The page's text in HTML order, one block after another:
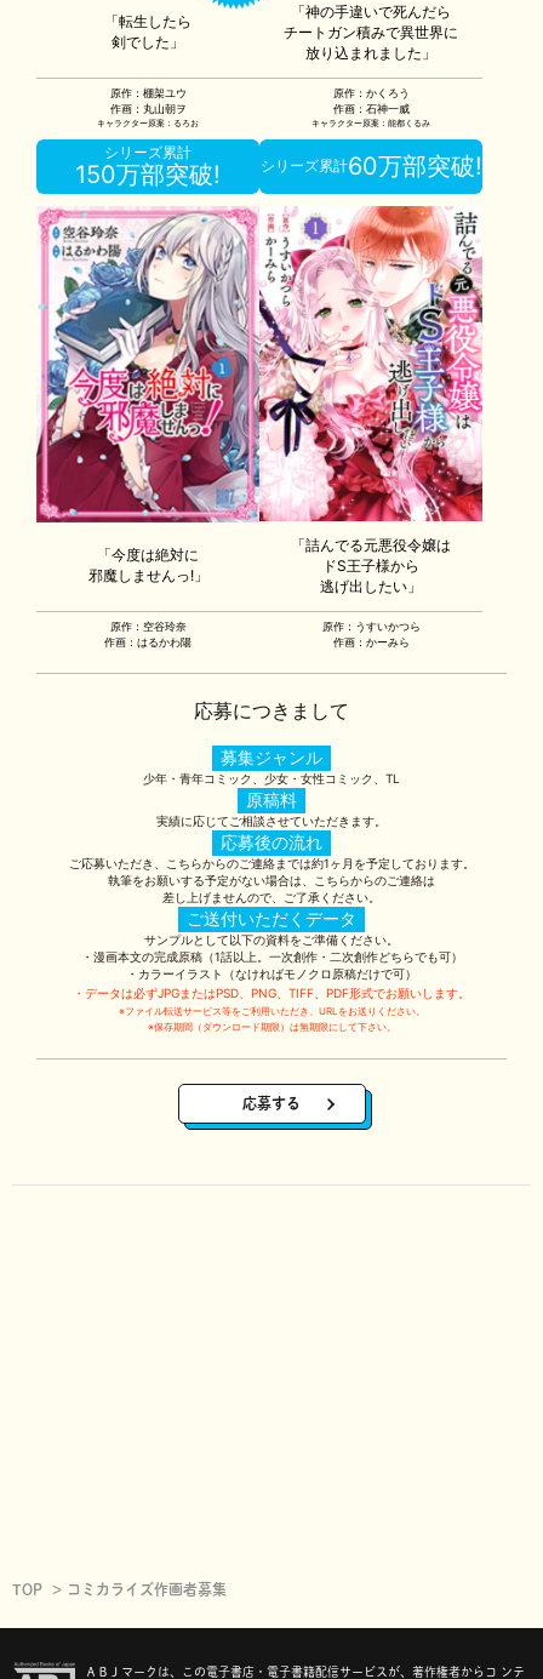
「転生したら
剣でした」
原作：棚架ユウ
作画：丸山朝ヲ
キャラクター原案：るろお
「神の手違いで死んだら
チートガン積みで異世界に
放り込まれました」
原作：かくろう
作画：石神一威
キャラクター原案：能都くるみ
シリーズ累計
150万部突破!
「今度は絶対に
邪魔しませんっ!」
原作：空谷玲奈
作画：はるかわ陽
シリーズ累計60万部突破!
「詰んでる元悪役令嬢は
ドS王子様から
逃げ出したい」
原作：うすいかつら
作画：かーみら
応募につきまして
募集ジャンル
少年・青年コミック、少女・女性コミック、TL
原稿料
実績に応じてご相談させていただきます。
応募後の流れ
ご応募いただき、こちらからのご連絡までは約1ヶ月を予定しております。
執筆をお願いする予定がない場合は、こちらからのご連絡は
差し上げませんので、ご了承ください。
ご送付いただくデータ
サンプルとして以下の資料をご準備ください。
・漫画本文の完成原稿（1話以上。一次創作・二次創作どちらでも可）
・カラーイラスト（なければモノクロ原稿だけで可）
・データは必ずJPGまたはPSD、PNG、TIFF、PDF形式でお願いします。
※ファイル転送サービス等をご利用いただき、URLをお送りください。
※保存期間（ダウンロード期限）は無期限にして下さい。
応募する
TOP コミカライズ作画者募集
ＡＢＪマークは、この電子書店・電子書籍配信サービスが、著作権者からコ ンテ